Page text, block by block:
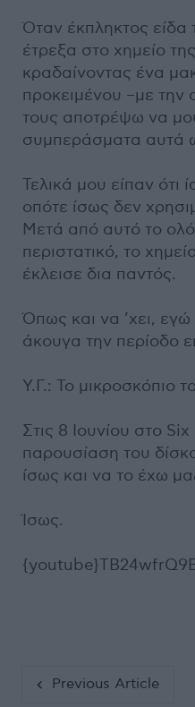
Όταν έκπληκτος είδα
έτρεξα στο χημείο
κραδαίνοντας ένα
προκειμένου –με την
τους αποτρέψω να
συμπεράσματα αυτά
Τελικά μου είπαν
οπότε ίσως δεν
Μετά από αυτό το
περιστατικό, το
έκλεισε δια παντός.
Όπως και να ’χει,
άκουγα την περίοδο
Υ.Γ.: Το μικροσκόπιο
Στις 8 Ιουνίου στο
παρουσίαση του
ίσως και να το έχω
Ίσως.
Previous Article